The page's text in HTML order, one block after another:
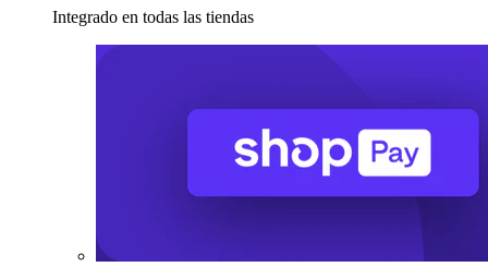
Integrado en todas las tiendas